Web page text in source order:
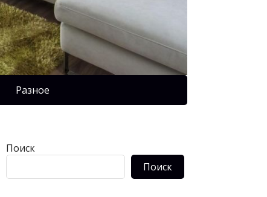
Разное
Поиск
Поиск